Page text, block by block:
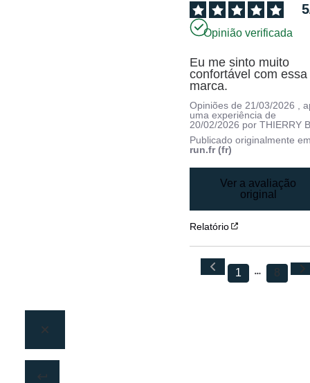
5
Opinião verificada
Eu me sinto muito
confortável com essa
marca.
Opiniões de21/03/2026 ,
uma experiência de
20/02/2026 porTHIERRY
Publicado originalmente
run.fr (fr)
Ver a avaliação
original
Relatório
1 8